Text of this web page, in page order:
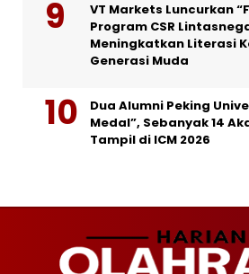
VT Markets Luncurkan
Program CSR
Meningkatkan Literasi
Generasi Muda
Dua Alumni Peking
Medal”, Sebanyak 14
Tampil di ICM 2026